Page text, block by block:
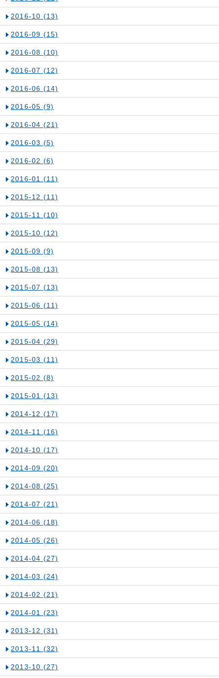
2016-10 (13)
2016-09 (15)
2016-08 (10)
2016-07 (12)
2016-06 (14)
2016-05 (9)
2016-04 (21)
2016-03 (5)
2016-02 (6)
2016-01 (11)
2015-12 (11)
2015-11 (10)
2015-10 (12)
2015-09 (9)
2015-08 (13)
2015-07 (13)
2015-06 (11)
2015-05 (14)
2015-04 (29)
2015-03 (11)
2015-02 (8)
2015-01 (13)
2014-12 (17)
2014-11 (16)
2014-10 (17)
2014-09 (20)
2014-08 (25)
2014-07 (21)
2014-06 (18)
2014-05 (26)
2014-04 (27)
2014-03 (24)
2014-02 (21)
2014-01 (23)
2013-12 (31)
2013-11 (32)
2013-10 (27)